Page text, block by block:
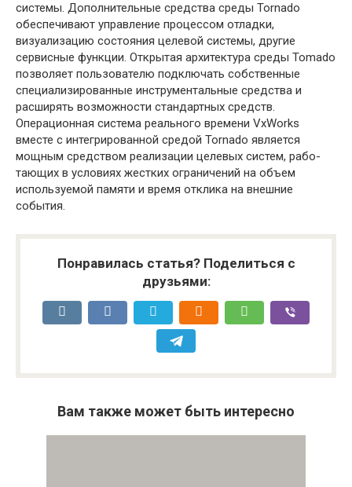
системы. Дополнительные средства среды Tornado
обеспечивают управ­ление процессом отладки,
визуализацию состояния целевой системы, другие
сервисные функции. Открытая архитектура среды Tomado
позволяет пользовате­лю подключать собственные
специализированные инструментальные средства и
расширять возможности стандартных средств.
Операционная система реального времени VxWorks
вместе с интегрированной средой Tornado является
мощным средством реализации целевых систем, рабо­
тающих в условиях жестких ограничений на объем
используемой памяти и время отклика на внешние
события.
Понравилась статья? Поделиться с
друзьями:
Вам также может быть интересно